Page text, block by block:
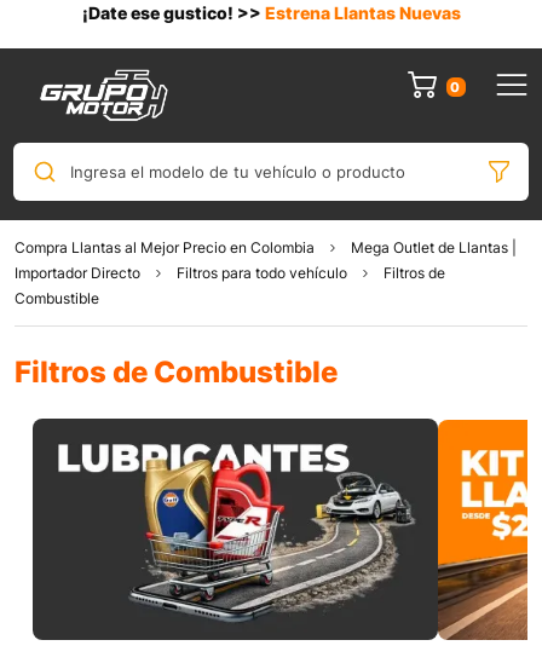
¡Date ese gustico! >> Estrena Llantas Nuevas
0
Ingresa el modelo de tu vehículo o producto
Compra Llantas al Mejor Precio en Colombia
Mega Outlet de Llantas |
Importador Directo
Filtros para todo vehículo
Filtros de
Combustible
Filtros de Combustible